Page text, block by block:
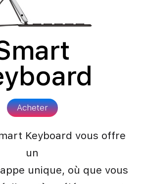
Acheter
Keyboard vous offre
un
unique, où que vous